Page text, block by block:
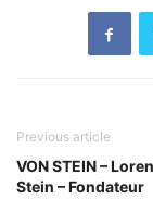
Previous article
VON STEIN –
Stein – Fondateur